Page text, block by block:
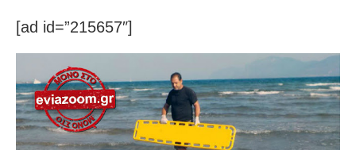
[ad id=”215657″]